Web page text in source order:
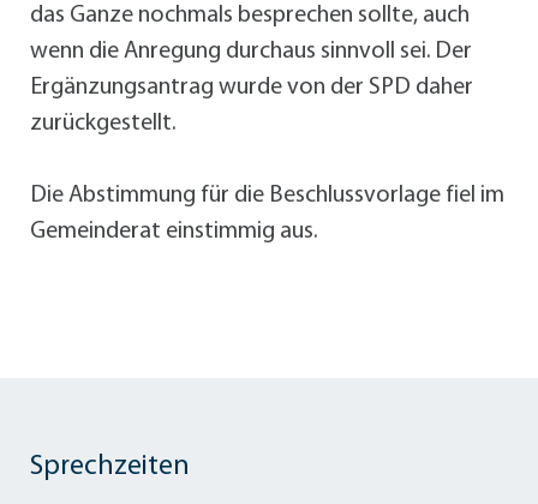
das Ganze nochmals besprechen sollte, auch
wenn die Anregung durchaus sinnvoll sei. Der
Ergänzungsantrag wurde von der SPD daher
zurückgestellt.
Die Abstimmung für die Beschlussvorlage fiel im
Gemeinderat einstimmig aus.
Sprechzeiten